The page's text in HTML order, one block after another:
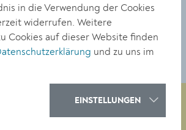
in die Verwendung der Cookies
widerrufen. Weitere
Cookies auf dieser Website finden
und zu uns im
EINSTELLUNGEN